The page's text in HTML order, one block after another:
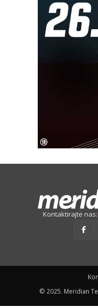
Kontaktirajte nas:
© 2025. Meridian